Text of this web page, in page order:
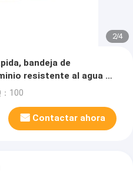
2/4
bandeja de
resistente al agua 2
precio para la
：100
Contactar ahora